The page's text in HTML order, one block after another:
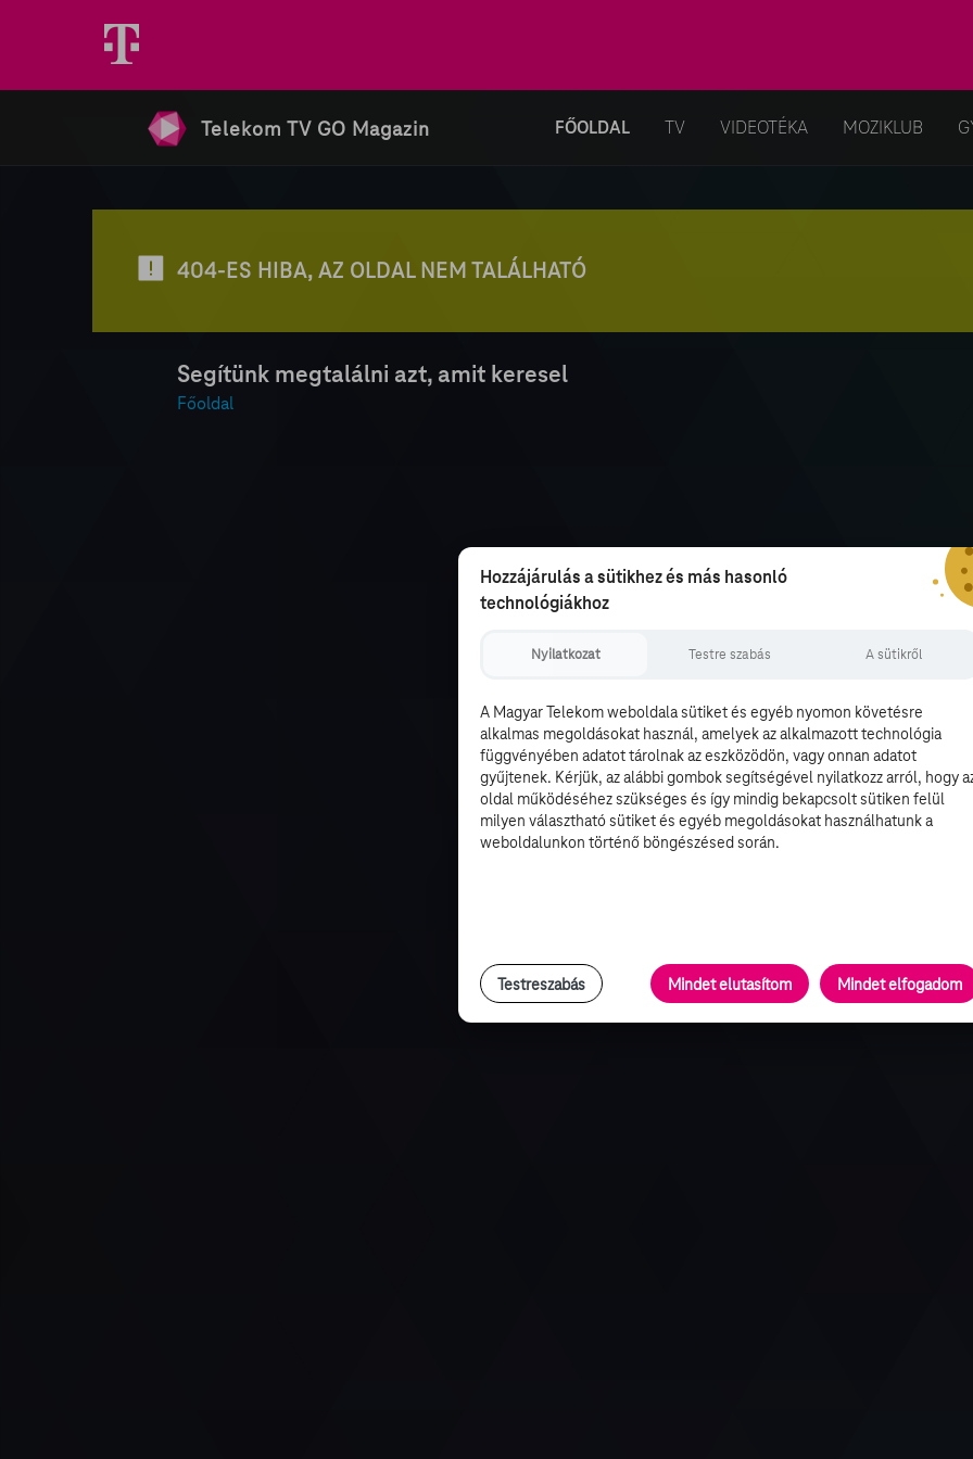
Telekom TV GO Magazin FŐOLDAL TV VIDEOTÉKA MOZIKLUB
404-ES HIBA, AZ OLDAL NEM TALÁLHATÓ
Segítünk megtalálni azt, amit keresel
Főoldal
Hozzájárulás a sütikhez és más hasonló
technológiákhoz
Nyilatkozat Testre szabás A sütikről
A Magyar Telekom weboldala sütiket és egyéb nyomon követésre
alkalmas megoldásokat használ, amelyek az alkalmazott technológia
függvényében adatot tárolnak az eszközödön, vagy onnan adatot
gyűjtenek. Kérjük, az alábbi gombok segítségével nyilatkozz arról, hogy
oldal működéséhez szükséges és így mindig bekapcsolt sütiken felül
milyen választható sütiket és egyéb megoldásokat használhatunk a
weboldalunkon történő böngészésed során.
Testreszabás Mindet elutasítom Mindet elfogadom